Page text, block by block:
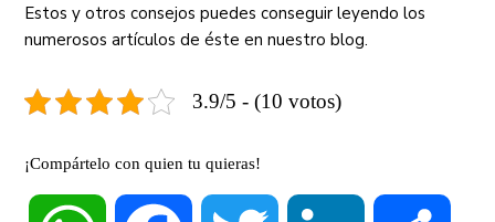
Estos y otros consejos puedes conseguir leyendo los
numerosos artículos de éste en nuestro blog.
3.9/5 - (10 votos)
¡Compártelo con quien tu quieras!